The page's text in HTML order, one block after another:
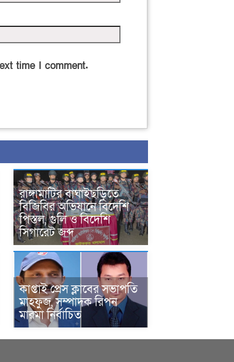
time I comment.
রাঙ্গামাটির বাঘাইছড়িতে
বিজিবির অভিযানে বিদেশি
পিস্তল, গুলি ও বিদেশি
সিগারেট জব্দ
কাপ্তাই প্রেস ক্লাবের সভাপতি
মাহফুজ, সম্পাদক রিপন
মারমা নির্বাচিত